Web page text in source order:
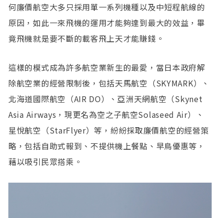
何廉價航空大多只採用單一系列機種以及中短程航線的
原因，如此一來飛機的運用才能夠達到最大的效益，畢
竟飛機就是要不斷的載客飛上天才能賺錢。
這樣的模式成為許多航空業新生的最愛，當日本政府解
除航空業的經營限制後，包括天馬航空（SKYMARK）、
北海道國際航空（AIR DO）、亞洲天網航空（Skynet
Asia Airways，現更名為空之子航空Solaseed Air）、
星悅航空（StarFlyer）等，紛紛採取廉價航空的經營策
略，包括自助式報到、不提供機上餐點、早鳥優惠等，
藉以吸引民眾搭乘。